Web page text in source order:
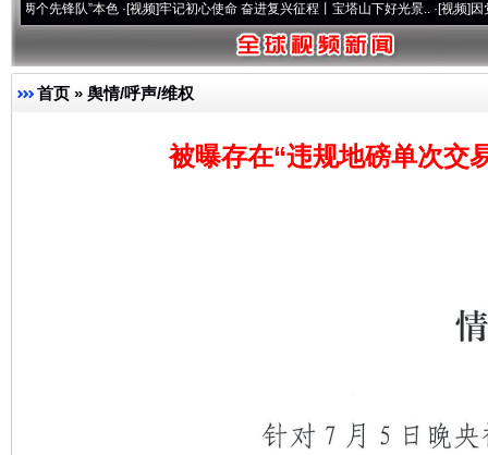
队”本色·[视频]牢记初心使命 奋进复兴征程丨宝塔山下好光景..·[视频]因党而生 为
首页 » 舆情/呼声/维权
被曝存在“违规地磅单次交